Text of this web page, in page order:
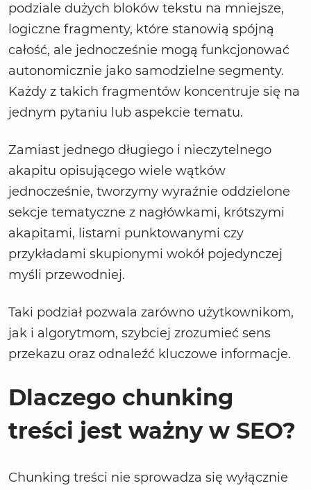
podziale dużych bloków tekstu na mniejsze,
logiczne fragmenty, które stanowią spójną
całość, ale jednocześnie mogą funkcjonować
autonomicznie jako samodzielne segmenty.
Każdy z takich fragmentów koncentruje się na
jednym pytaniu lub aspekcie tematu.
Zamiast jednego długiego i nieczytelnego
akapitu opisującego wiele wątków
jednocześnie, tworzymy wyraźnie oddzielone
sekcje tematyczne z nagłówkami, krótszymi
akapitami, listami punktowanymi czy
przykładami skupionymi wokół pojedynczej
myśli przewodniej.
Taki podział pozwala zarówno użytkownikom,
jak i algorytmom, szybciej zrozumieć sens
przekazu oraz odnaleźć kluczowe informacje.
Dlaczego chunking
treści jest ważny w SEO?
Chunking treści nie sprowadza się wyłącznie